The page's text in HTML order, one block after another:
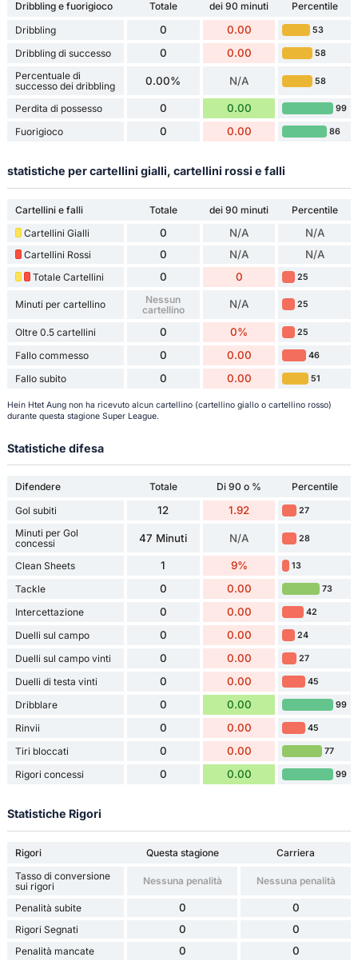
Dribbling e fuorigioco Totale dei 90 minuti
Percentile
Dribbling
0 0.00 53
Dribbling di successo 0 0.00 58
Percentuale di
successo dei dribbling
0.00% N/A 58
Perdita di possesso 0 0.00 99
Fuorigioco 0 0.00 86
statistiche per cartellini gialli, cartellini rossi e falli
Cartellini e falli Totale dei 90 minuti
Percentile
Cartellini Gialli
0 N/A N/A
Cartellini Rossi 0 N/A N/A
Totale Cartellini 0 0 25
Minuti per cartellino
Nessun
cartellino
N/A 25
Oltre 0.5 cartellini 0 0% 25
Fallo commesso 0 0.00 46
Fallo subito 0 0.00 51
Hein Htet Aung non ha ricevuto alcun cartellino (cartellino giallo o cartellino rosso)
durante questa stagione Super League.
Statistiche difesa
Difendere Totale Di 90 o %
Percentile
Gol subiti
12 1.92 27
Minuti per Gol
concessi
47 Minuti N/A 28
Clean Sheets 1 9% 13
Tackle 0 0.00 73
Intercettazione 0 0.00 42
Duelli sul campo 0 0.00 24
Duelli sul campo vinti 0 0.00 27
Duelli di testa vinti 0 0.00 45
Dribblare 0 0.00 99
Rinvii 0 0.00 45
Tiri bloccati 0 0.00 77
Rigori concessi 0 0.00 99
Statistiche Rigori
Rigori Questa stagione
Carriera
Tasso di conversione
sui rigori
Nessuna penalità Nessuna penalità
Penalità subite 0 0
Rigori Segnati 0 0
Penalità mancate 0 0